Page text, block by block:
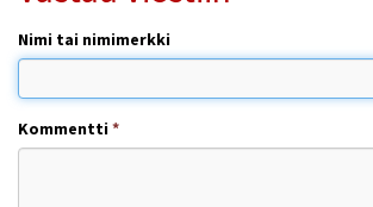
Nimi tai nimimerkki
Kommentti*